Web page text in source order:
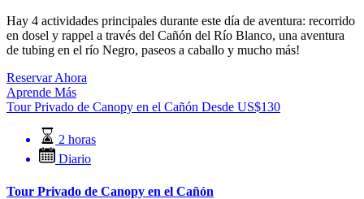
Hay 4 actividades principales durante este día de aventura: recorrido
en dosel y rappel a través del Cañón del Río Blanco, una aventura
de tubing en el río Negro, paseos a caballo y mucho más!
Reservar Ahora
Aprende Más
Tour Privado de Canopy en el Cañón Desde US$130
2 horas
Diario
Tour Privado de Canopy en el Cañón